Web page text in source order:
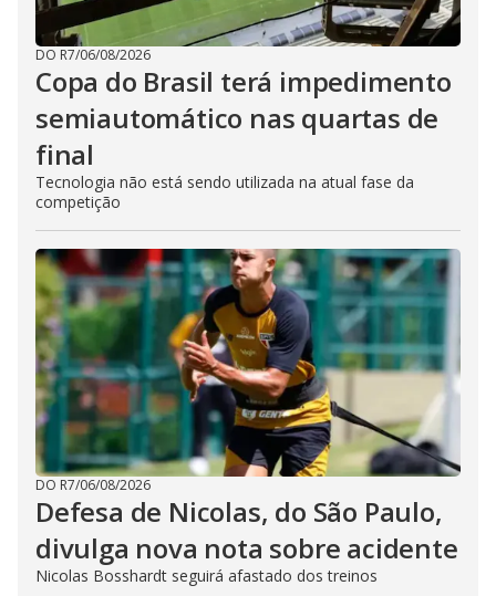
DO R7/06/08/2026
Copa do Brasil terá impedimento
semiautomático nas quartas de
final
Tecnologia não está sendo utilizada na atual fase da
competição
DO R7/06/08/2026
Defesa de Nicolas, do São Paulo,
divulga nova nota sobre acidente
Nicolas Bosshardt seguirá afastado dos treinos